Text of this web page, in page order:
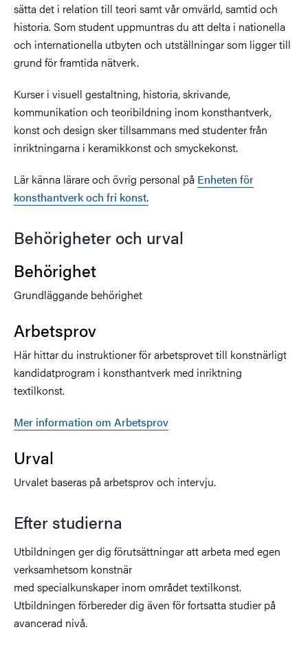
sätta det i relation till teori samt vår omvärld, samtid och
historia. Som student uppmuntras du att delta i nationella
och internationella utbyten och utställningar som ligger till
grund för framtida nätverk.
Kurser i visuell gestaltning, historia, skrivande,
kommunikation och teoribildning inom konsthantverk,
konst och design sker tillsammans med studenter från
inriktningarna i keramikkonst och smyckekonst.
Lär känna lärare och övrig personal på Enheten för
konsthantverk och fri konst.
Behörigheter och urval
Behörighet
Grundläggande behörighet
Arbetsprov
Här hittar du instruktioner för arbetsprovet till konstnärligt
kandidatprogram i konsthantverk med inriktning
textilkonst.
Mer information om Arbetsprov
Urval
Urvalet baseras på arbetsprov och intervju.
Efter studierna
Utbildningen ger dig förutsättningar att arbeta med egen
verksamhetsom konstnär
med specialkunskaper inom området textilkonst.
Utbildningen förbereder dig även för fortsatta studier på
avancerad nivå.